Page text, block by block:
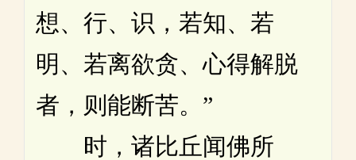
想、行、识，若知、若
明、若离欲贪、心得解脱
者，则能断苦。”
时，诸比丘闻佛所